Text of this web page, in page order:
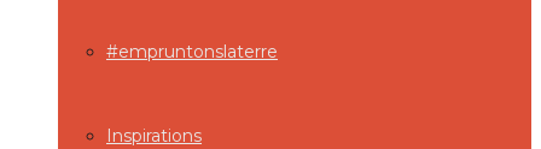
#empruntonslaterre
Inspirations